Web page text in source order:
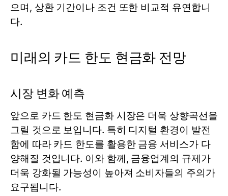
으며, 상환 기간이나 조건 또한 비교적 유연합니
다.
미래의 카드 한도 현금화 전망
시장 변화 예측
앞으로 카드 한도 현금화 시장은 더욱 상향곡선을
그릴 것으로 보입니다. 특히 디지털 환경이 발전
함에 따라 카드 한도를 활용한 금융 서비스가 다
양해질 것입니다. 이와 함께, 금융업계의 규제가
더욱 강화될 가능성이 높아져 소비자들의 주의가
요구됩니다.